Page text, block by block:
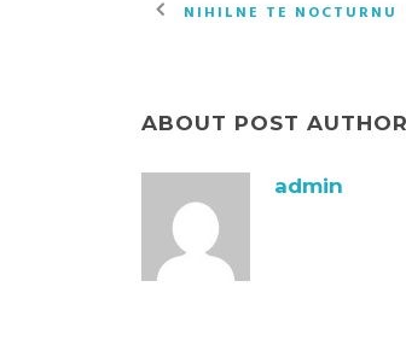
NIHILNE TE NOCTURNU
ABOUT POST AUTHOR
admin